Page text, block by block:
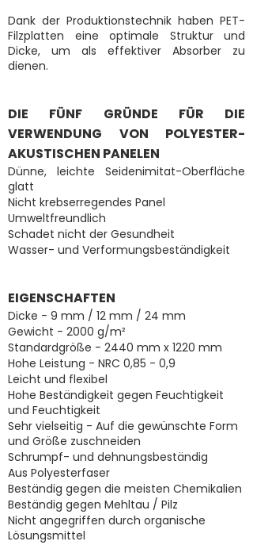
Dank der Produktionstechnik haben PET-
Filzplatten eine optimale Struktur und
Dicke, um als effektiver Absorber zu
dienen.
DIE FÜNF GRÜNDE FÜR DIE
VERWENDUNG VON POLYESTER-
AKUSTISCHEN PANELEN
Dünne, leichte Seidenimitat-Oberfläche
glatt
Nicht krebserregendes Panel
Umweltfreundlich
Schadet nicht der Gesundheit
Wasser- und Verformungsbeständigkeit
EIGENSCHAFTEN
Dicke - 9 mm / 12 mm / 24 mm
Gewicht - 2000 g/m²
Standardgröße - 2440 mm x 1220 mm
Hohe Leistung - NRC 0,85 - 0,9
Leicht und flexibel
Hohe Beständigkeit gegen Feuchtigkeit
und Feuchtigkeit
Sehr vielseitig - Auf die gewünschte Form
und Größe zuschneiden
Schrumpf- und dehnungsbeständig
Aus Polyesterfaser
Beständig gegen die meisten Chemikalien
Beständig gegen Mehltau / Pilz
Nicht angegriffen durch organische
Lösungsmittel